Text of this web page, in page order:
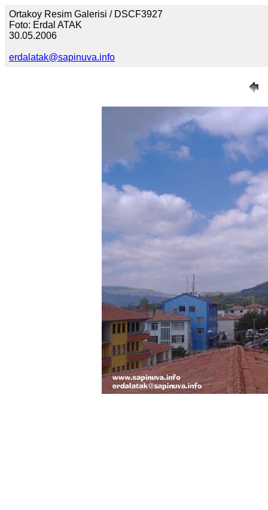
Ortakoy Resim Galerisi / DSCF3927
Foto: Erdal ATAK
30.05.2006
erdalatak@sapinuva.info